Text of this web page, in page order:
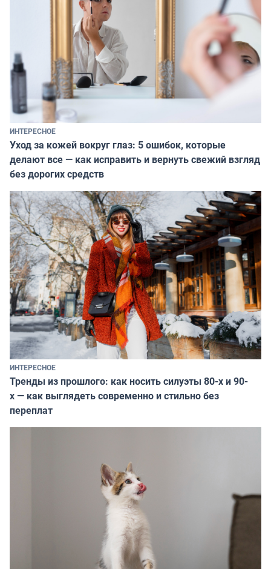
ИНТЕРЕСНОЕ
Уход за кожей вокруг глаз: 5 ошибок, которые
делают все — как исправить и вернуть свежий взгляд
без дорогих средств
ИНТЕРЕСНОЕ
Тренды из прошлого: как носить силуэты 80-х и 90-
х — как выглядеть современно и стильно без
переплат